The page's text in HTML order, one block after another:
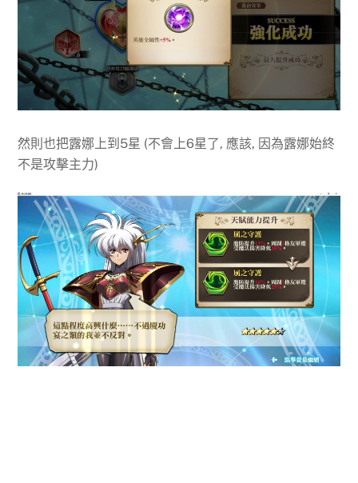
然則也把露娜上到5星 (不會上6星了, 應該, 因為露娜始終
不是攻擊主力)